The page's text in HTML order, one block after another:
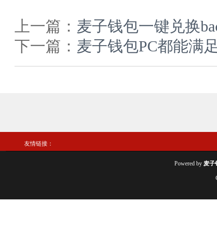
上一篇： 麦子钱包一键兑换
下一篇： 麦子钱包PC都能满
友情链接：
Powered by 麦子